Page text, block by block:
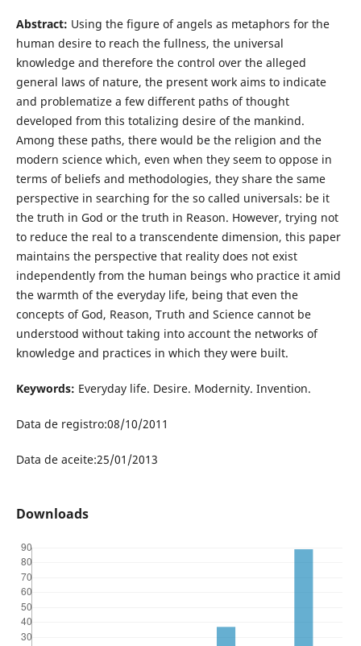
Abstract: Using the figure of angels as metaphors for the
human desire to reach the fullness, the universal
knowledge and therefore the control over the alleged
general laws of nature, the present work aims to indicate
and problematize a few different paths of thought
developed from this totalizing desire of the mankind.
Among these paths, there would be the religion and the
modern science which, even when they seem to oppose in
terms of beliefs and methodologies, they share the same
perspective in searching for the so called universals: be it
the truth in God or the truth in Reason. However, trying not
to reduce the real to a transcendente dimension, this paper
maintains the perspective that reality does not exist
independently from the human beings who practice it amid
the warmth of the everyday life, being that even the
concepts of God, Reason, Truth and Science cannot be
understood without taking into account the networks of
knowledge and practices in which they were built.
Keywords: Everyday life. Desire. Modernity. Invention.
Data de registro:08/10/2011
Data de aceite:25/01/2013
Downloads